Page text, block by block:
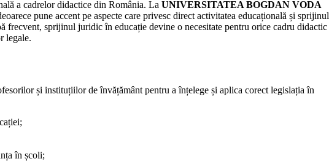
a cadrelor didactice din România. La UNIVERSITATEA BOGDAN VODA
pune accent pe aspecte care privesc direct activitatea educațională și sprijinul
sprijinul juridic în educație devine o necesitate pentru orice cadru didactic
legale.
și instituțiilor de învățământ pentru a înțelege și aplica corect legislația în
în școli;